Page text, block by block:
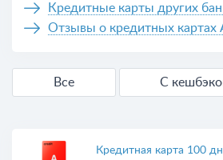
Кредитные карты других
Отзывы о кредитных картах
Все
С
Без
Кредитная карта 100